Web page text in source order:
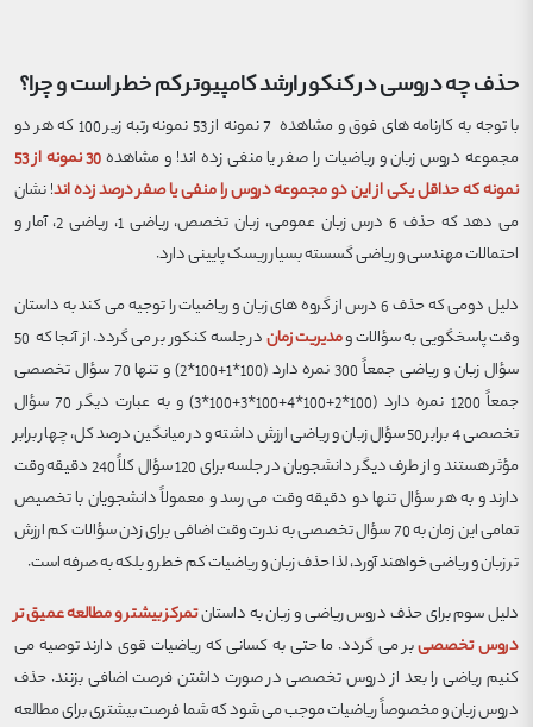
حذف چه دروسی در کنکور ارشد کامپیوتر کم خطر است و چرا؟
با توجه به کارنامه های فوق و مشاهده 7 نمونه از 53 نمونه رتبه زیر 100 که هر دو
مجموعه دروس زبان و ریاضیات را صفر یا منفی زده اند! و مشاهده
30 نمونه از 53
نمونه که حداقل یکی از این دو مجموعه دروس را منفی یا صفر درصد زده اند! نشان
می دهد که حذف 6 درس زبان عمومی، زبان تخصص، ریاضی 1، ریاضی 2، آمار و
احتمالات مهندسی و ریاضی گسسته بسیار ریسک پایینی دارد.
دلیل دومی که حذف 6 درس از گروه های زبان و ریاضیات را توجیه می کند به داستان
وقت پاسخگویی به سؤالات ومدیریت زمان
در جلسه کنکور بر می گردد. از آنجا که 50
سؤال زبان و ریاضی جمعاً 300 نمره دارد (100*1+100*2) و تنها 70 سؤال تخصصی
جمعاً 1200 نمره دارد (100*2+100*4+100*3+100*3) و به عبارت دیگر 70 سؤال
تخصصی 4 برابر 50 سؤال زبان و ریاضی ارزش داشته و در میانگین درصد کل، چهار برابر
مؤثر هستند و از طرف دیگر دانشجویان در جلسه برای 120 سؤال کلاً 240 دقیقه وقت
دارند و به هر سؤال تنها دو دقیقه وقت می رسد و معمولاً دانشجویان با تخصیص
تمامی این زمان به 70 سؤال تخصصی به ندرت وقت اضافی برای زدن سؤالات کم ارزش
تر زبان و ریاضی خواهند آورد، لذا حذف زبان و ریاضیات کم خطر و بلکه به صرفه است.
دلیل سوم برای حذف دروس ریاضی و زبان به داستانتمرکز بیشتر و مطالعه عمیق تر
دروس تخصصیبر می گردد. ما حتی به کسانی که ریاضیات قوی دارند توصیه می
کنیم ریاضی را بعد از دروس تخصصی در صورت داشتن فرصت اضافی بزنند. حذف
دروس زبان و مخصوصاً ریاضیات موجب می شود که شما فرصت بیشتری برای مطالعه